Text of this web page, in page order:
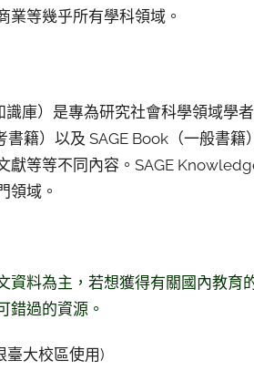
業等幾乎所有學科領域。
庫）是專為研究社會科學領域學
書籍）以及 SAGE Book（一般書
獻等等不同內容。SAGE
領域。
資料為主，若想獲得有關國內教育
錯過的資源。
臺大校區使用)